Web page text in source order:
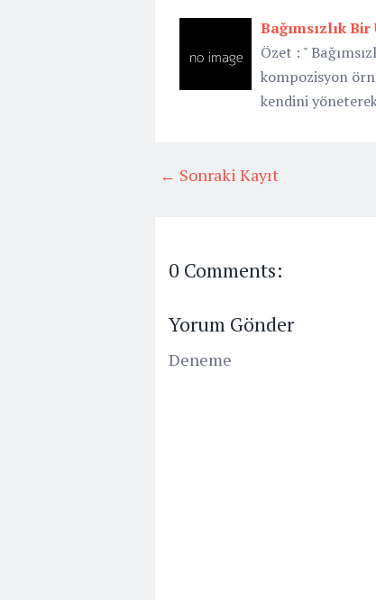
Bağımsızlık
Özet : "
kompozisyon
kendini
← Sonraki Kayıt
0 Comments:
Yorum Gönder
Deneme